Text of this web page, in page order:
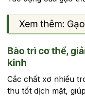
Xem thêm: Gạo
Bào trì cơ thể,
kinh
Cắc chất xơ nhiều
thu tốt dịch mật,